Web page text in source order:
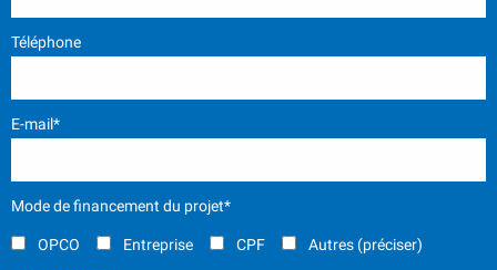
Téléphone
E-mail*
Mode de financement du projet*
OPCO Entreprise CPF Autres (préciser)